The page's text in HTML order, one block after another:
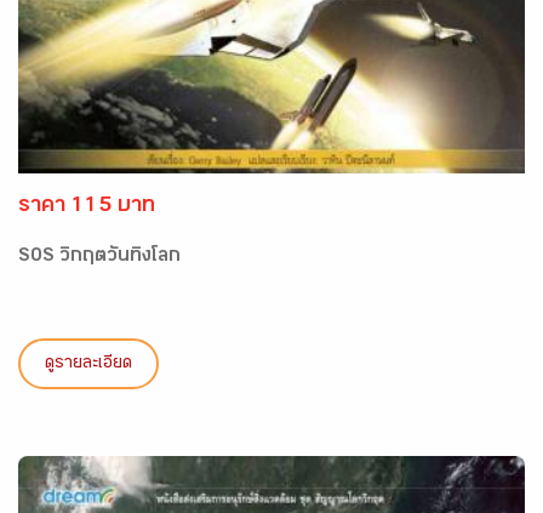
ราคา 115 บาท
SOS วิกฤตวันทิ้งโลก
ดูรายละเอียด